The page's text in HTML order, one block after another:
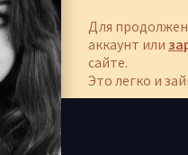
Для
аккаунт или
сайте.
Это легко и